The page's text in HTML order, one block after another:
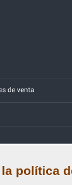
de venta
política